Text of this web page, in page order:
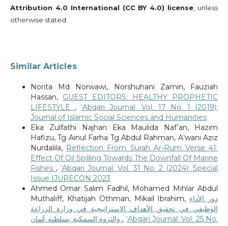
Attribution 4.0 International (CC BY 4.0) license, unless
otherwise stated.
Similar Articles
Norita Md Norwawi, Norshuhani Zamin, Fauziah
Hassan, GUEST EDITORS: HEALTHY PROPHETIC
LIFESTYLE ,‘Abqari Journal: Vol. 17 No. 1 (2019):
Journal of Islamic Social Sciences and Humanities
Eka Zulfathi Najhan Eka Maulida Naf’an, Hazim
Hafizu, Tg Ainul Farha Tg Abdul Rahman, A’wani Aziz
Nurdalila, Reflection From Surah Ar-Rum Verse 41:
Effect Of Oil Spilling Towards The Downfall Of Marine
Fishes ,‘Abqari Journal: Vol. 31 No. 2 (2024): Special
Issue IJURECON 2023
Ahmed Omar Salim Fadhil, Mohamed Mihlar Abdul
Muthaliff, Khatijah Othman, Mikail Ibrahim, دور الأداء
الوظيفي في تحقيق الأهداف الاستراتيجية في وزارة الزراعة
, ‘Abqari Journal: Vol. 25 No.